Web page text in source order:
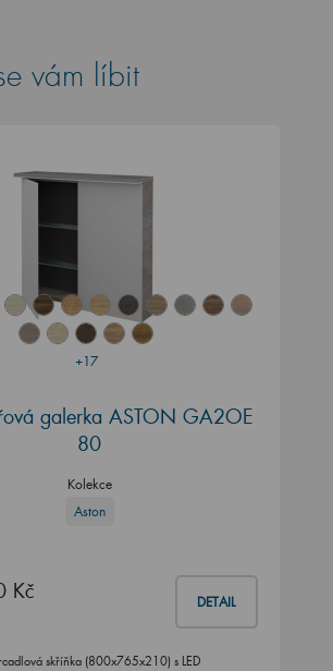
vám líbit
+17
galerka ASTON GA2OE
80
Kolekce
Aston
Kč DETAIL
skříňka (800x765x210) s LED